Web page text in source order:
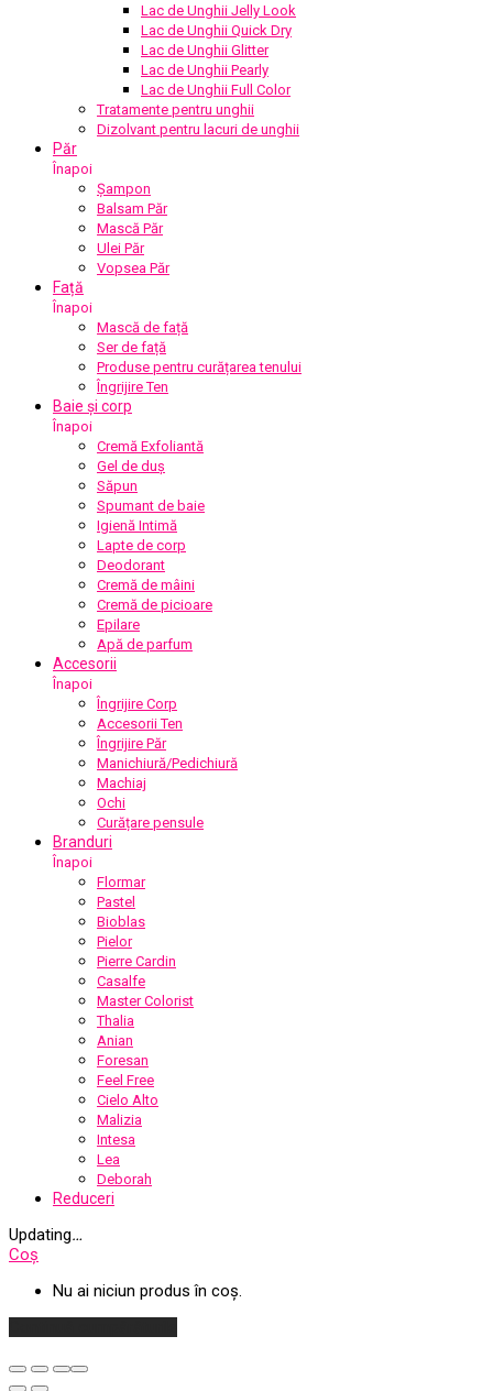
Lac de Unghii Jelly Look
Lac de Unghii Quick Dry
Lac de Unghii Glitter
Lac de Unghii Pearly
Lac de Unghii Full Color
Tratamente pentru unghii
Dizolvant pentru lacuri de unghii
Păr
Înapoi
Șampon
Balsam Păr
Mască Păr
Ulei Păr
Vopsea Păr
Față
Înapoi
Mască de față
Ser de față
Produse pentru curățarea tenului
Îngrijire Ten
Baie și corp
Înapoi
Cremă Exfoliantă
Gel de duș
Săpun
Spumant de baie
Igienă Intimă
Lapte de corp
Deodorant
Cremă de mâini
Cremă de picioare
Epilare
Apă de parfum
Accesorii
Înapoi
Îngrijire Corp
Accesorii Ten
Îngrijire Păr
Manichiură/Pedichiură
Machiaj
Ochi
Curățare pensule
Branduri
Înapoi
Flormar
Pastel
Bioblas
Pielor
Pierre Cardin
Casalfe
Master Colorist
Thalia
Anian
Foresan
Feel Free
Cielo Alto
Malizia
Intesa
Lea
Deborah
Reduceri
Updating…
Coș
Nu ai niciun produs în coș.